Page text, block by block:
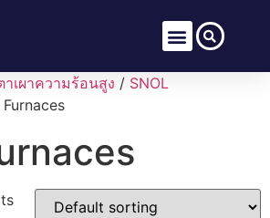
าเผาความร้อนสูง / SNOL